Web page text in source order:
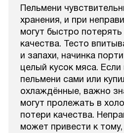
Пельмени
хранения, и при
могут быстро
качества. Тесто
и запахи, начинка
целый кусок мяса. Если
пельмени сами или
охлаждённые, важно
могут пролежать в
потери качества.
может привести к